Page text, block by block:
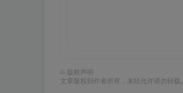
© 版权声明
文章版权归作者所有，未经允许请勿转载。